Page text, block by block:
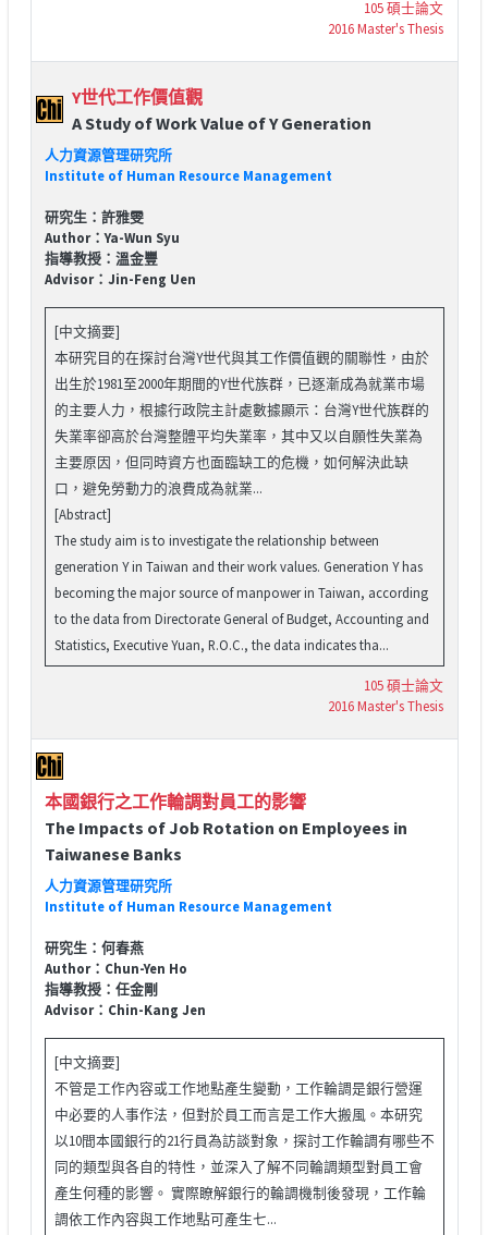
105 碩士論文
2016 Master's Thesis
Y世代工作價值觀
A Study of Work Value of Y Generation
人力資源管理研究所
Institute of Human Resource Management
研究生：許雅雯
Author：Ya-Wun Syu
指導教授：溫金豐
Advisor：Jin-Feng Uen
[中文摘要]
本研究目的在探討台灣Y世代與其工作價值觀的關聯性，由於
出生於1981至2000年期間的Y世代族群，已逐漸成為就業市場
的主要人力，根據行政院主計處數據顯示：台灣Y世代族群的
失業率卻高於台灣整體平均失業率，其中又以自願性失業為
主要原因，但同時資方也面臨缺工的危機，如何解決此缺
口，避免勞動力的浪費成為就業...
[Abstract]
The study aim is to investigate the relationship between
generation Y in Taiwan and their work values. Generation Y has
becoming the major source of manpower in Taiwan, according
to the data from Directorate General of Budget, Accounting and
Statistics, Executive Yuan, R.O.C., the data indicates tha...
105 碩士論文
2016 Master's Thesis
本國銀行之工作輪調對員工的影響
The Impacts of Job Rotation on Employees in
Taiwanese Banks
人力資源管理研究所
Institute of Human Resource Management
研究生：何春燕
Author：Chun-Yen Ho
指導教授：任金剛
Advisor：Chin-Kang Jen
[中文摘要]
不管是工作內容或工作地點產生變動，工作輪調是銀行營運
中必要的人事作法，但對於員工而言是工作大搬風。本研究
以10間本國銀行的21行員為訪談對象，探討工作輪調有哪些不
同的類型與各自的特性，並深入了解不同輪調類型對員工會
產生何種的影響。 實際瞭解銀行的輪調機制後發現，工作輪
調依工作內容與工作地點可產生七...